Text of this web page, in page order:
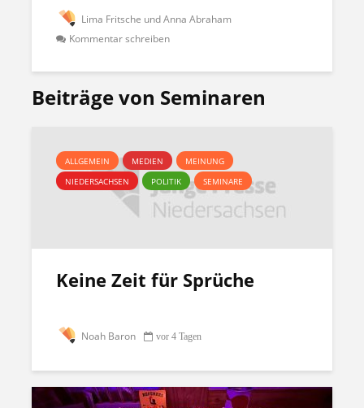
Lima Fritsche und Anna Abraham
Kommentar schreiben
Beiträge von Seminaren
ALLGEMEIN MEDIEN
MEINUNG
NIEDERSACHSEN
POLITIK SEMINARE
Keine Zeit für Sprüche
Noah Baron vor 4 Tagen